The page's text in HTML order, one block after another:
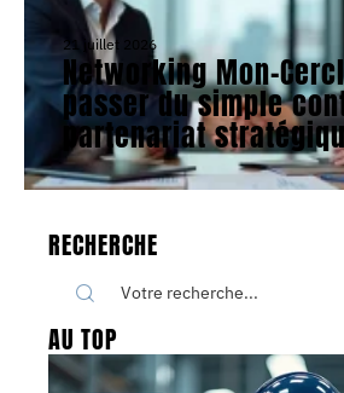
21 juillet 2026
Networking Mon-
passer du simple
partenariat
RECHERCHE
AU TOP